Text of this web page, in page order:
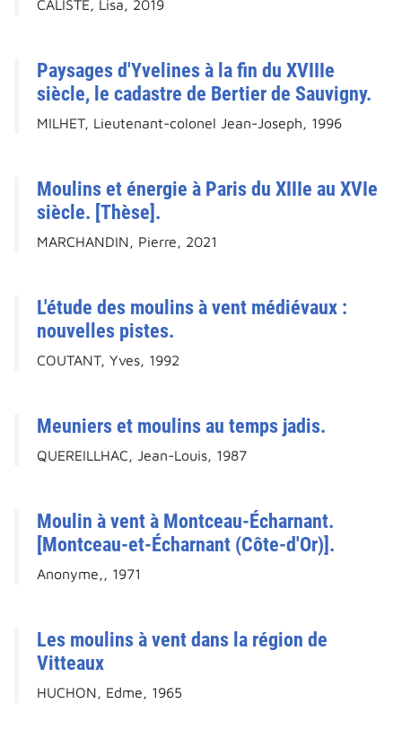
CALISTE, Lisa, 2019
Paysages d'Yvelines à la fin du XVIIIe
siècle, le cadastre de Bertier de Sauvigny.
MILHET, Lieutenant-colonel Jean-Joseph, 1996
Moulins et énergie à Paris du XIIIe au XVIe
siècle. [Thèse].
MARCHANDIN, Pierre, 2021
L'étude des moulins à vent médiévaux :
nouvelles pistes.
COUTANT, Yves, 1992
Meuniers et moulins au temps jadis.
QUEREILLHAC, Jean-Louis, 1987
Moulin à vent à Montceau-Écharnant.
[Montceau-et-Écharnant (Côte-d'Or)].
Anonyme,, 1971
Les moulins à vent dans la région de
Vitteaux
HUCHON, Edme, 1965